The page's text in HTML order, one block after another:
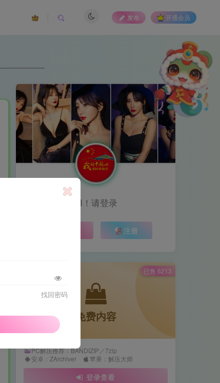
发布 开通会员
HI！请登录
注册
免费内容
PC解压推荐：BANDIZIP／7zip
安卓：ZArchiver
苹果：解压大师
登录查看
已售 6213
找回密码